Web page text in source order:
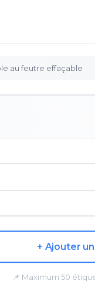
au feutre effaçable
+ Ajouter
📌 Maximum 50